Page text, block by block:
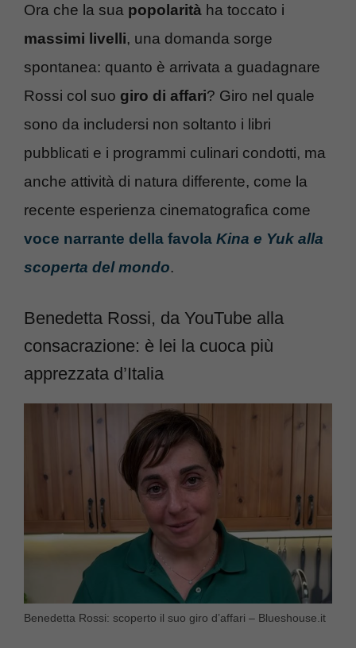
Ora che la sua popolarità ha toccato i
massimi livelli, una domanda sorge
spontanea: quanto è arrivata a guadagnare
Rossi col suo giro di affari? Giro nel quale
sono da includersi non soltanto i libri
pubblicati e i programmi culinari condotti, ma
anche attività di natura differente, come la
recente esperienza cinematografica come
voce narrante della favola Kina e Yuk alla
scoperta del mondo.
Benedetta Rossi, da YouTube alla
consacrazione: è lei la cuoca più
apprezzata d’Italia
Benedetta Rossi: scoperto il suo giro d’affari – Blueshouse.it